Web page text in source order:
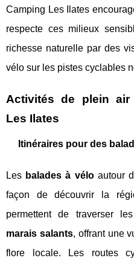
Camping Les Ilates
respecte ces milieux
richesse naturelle par des
vélo sur les pistes cyclables
Activités de plein
Les Ilates
Itinéraires pour des
Les balades à véloautour
façon de découvrir la
permettent de traverser
marais salants, offrant une
flore locale. Les routes